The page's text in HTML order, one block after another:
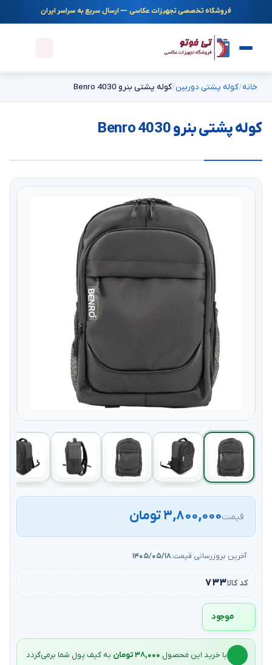
فروشگاه تخصصی تجهیزات عکاسی — ارسال سریع به سراسر ایران
خانه کوله پشتی دوربین کوله پشتی بنرو 4030 Benro
کوله پشتی بنرو 4030 Benro
قیمت۳,۸۰۰,۰۰۰ تومان
آخرین بروزرسانی قیمت:۱۴۰۵/۰۵/۱۸
کد کالا۷۳۳
موجود
با خرید این محصول ۳۸,۰۰۰ تومان به کیف‌ پول شما برمی‌گردد